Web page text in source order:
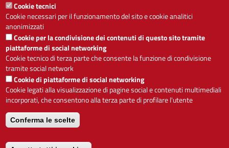
- A +
Alto contrasto Solo testo
Servizio realizzato da
Cookie tecnici
Cookie necessari per il funzionamento del sito e cookie analitici
anonimizzati
Cookie per la condivisione dei contenuti di questo sito tramite
piattaforme di social networking
Cookie tecnico di terza parte che consente la funzione di condivisione
tramite social network
Cookie di piattaforme di social networking
Cookie legati alla visualizzazione di pagine social e contenuti multimediali
incorporati, che consentono alla terza parte di profilare l'utente
Conferma le scelte